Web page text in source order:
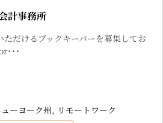
計事務所
だけるブックキーパーを募集してお
･･･
ーヨーク州
リモートワーク